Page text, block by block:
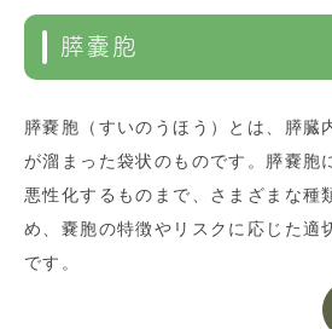
膵嚢胞
膵嚢胞（すいのうほう）とは、膵臓
が溜まった袋状のものです。膵嚢胞
悪性化するものまで、さまざまな種
め、嚢胞の特徴やリスクに応じた適
です。